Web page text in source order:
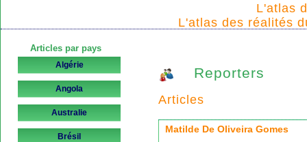
L'atlas
L'atlas des réalités
Articles par pays
Algérie
Angola
Australie
Brésil
Reporters
Articles
Matilde De Oliveira Gomes